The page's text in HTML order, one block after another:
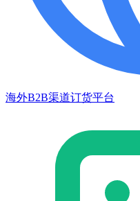
海外B2B渠道订货平台